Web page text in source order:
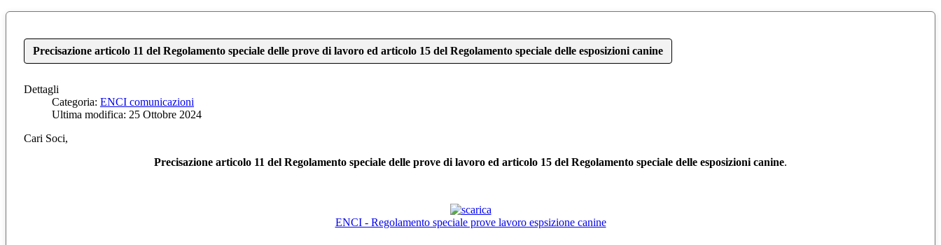
Precisazione articolo 11 del Regolamento speciale delle prove di lavoro ed articolo 15 del Regolamento speciale delle esposizioni canine
Dettagli
Categoria: ENCI comunicazioni
Ultima modifica: 25 Ottobre 2024
Cari Soci,
Precisazione articolo 11 del Regolamento speciale delle prove di lavoro ed articolo 15 del Regolamento speciale delle esposizioni canine.
ENCI - Regolamento speciale prove lavoro espsizione canine